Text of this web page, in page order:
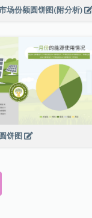
场份额圆饼图(附分析)
饼图